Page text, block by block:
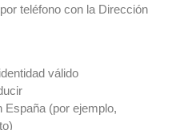
teléfono con la Dirección
válido
(por ejemplo,